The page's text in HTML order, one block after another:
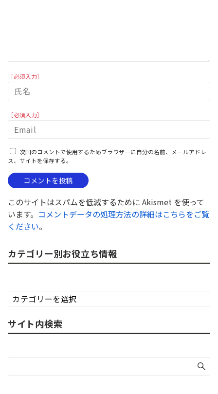
［必須入力］
［必須入力］
次回のコメントで使用するためブラウザーに自分の名前、メールアドレ
ス、サイトを保存する。
このサイトはスパムを低減するために Akismet を使って
います。 コメントデータの処理方法の詳細はこちらをご覧
ください。
カテゴリー別お役立ち情報
カ
テ
リ
ー
お
立
サイト内検索